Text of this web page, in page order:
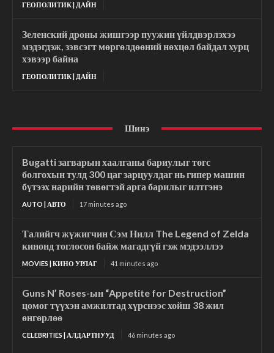
ГЕОПОЛИТИК | ДАЙН
Зеленский дроны жишгээр пуужин үйлдвэрлэхээ
мэдэгдэж, зэвсэгт мөргөлдөөний нөхцөл байдал хурц
хэвээр байна
ГЕОПОЛИТИК | ДАЙН
Шинэ
Bugatti загварын хаалганы бариулыг төгс
болгохын тулд 300 цаг зарцуулдаг нь гипер машин
бүтээх нарийн төвөгтэй арга барилыг илтгэнэ
AUTO | АВТО 17 minutes ago
Талийгч жүжигчин Сэм Нилл The Legend of Zelda
кинонд тоглосон байж магадгүй гэж мэдээллээ
MOVIES | КИНО УРЛАГ 41 minutes ago
Guns N’ Roses-ын “Appetite for Destruction”
цомог түүхэн амжилтад хүрснээс хойш 38 жил
өнгөрлөө
CELEBRITIES | АЛДАРТНУУД 46 minutes ago